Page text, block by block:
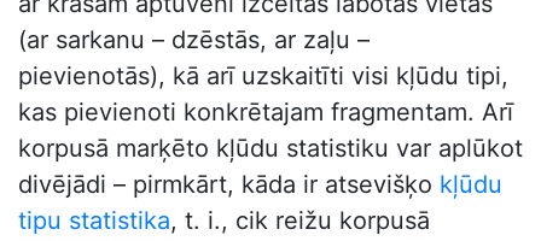
(ar sarkanu – dzēstās, ar zaļu –
pievienotās), kā arī uzskaitīti visi kļūdu tipi,
kas pievienoti konkrētajam fragmentam. Arī
korpusā marķēto kļūdu statistiku var aplūkot
divējādi – pirmkārt, kāda ir atsevišķo kļūdu
tipu statistika, t. i., cik reižu korpusā